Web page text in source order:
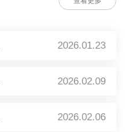
2026.01.23
2026.02.09
2026.02.06